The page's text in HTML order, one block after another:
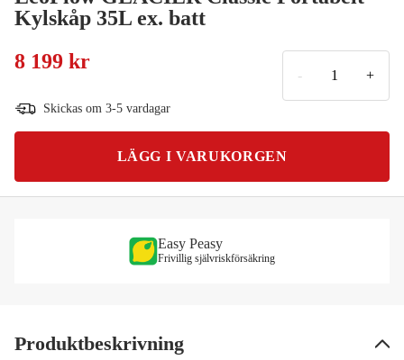
Kylskåp 35L ex. batt
8 199 kr
- +
Skickas om 3-5 vardagar
LÄGG I VARUKORGEN
Easy Peasy
Frivillig självriskförsäkring
Produktbeskrivning